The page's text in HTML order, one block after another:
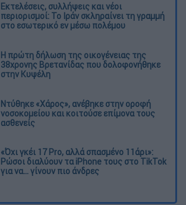
Εκτελέσεις, συλλήψεις και νέοι
περιορισμοί: Το Ιράν σκληραίνει τη γραμμή
στο εσωτερικό εν μέσω πολέμου
Η πρώτη δήλωση της οικογένειας της
38χρονης Βρετανίδας που δολοφονήθηκε
στην Κυψέλη
Ντύθηκε «Χάρος», ανέβηκε στην οροφή
νοσοκομείου και κοιτούσε επίμονα τους
ασθενείς
«Όχι γκέι 17 Pro, αλλά σπασμένο 11άρι»:
Ρώσοι διαλύουν τα iPhone τους στο TikTok
για να... γίνουν πιο άνδρες